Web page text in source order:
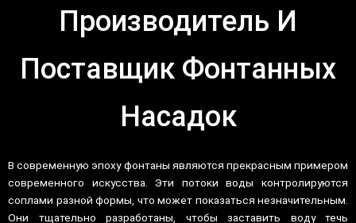
Производитель И
Поставщик Фонтанных
Насадок
В современную эпоху фонтаны являются прекрасным примером
современного искусства. Эти потоки воды контролируются
соплами разной формы, что может показаться незначительным.
Они тщательно разработаны, чтобы заставить воду течь